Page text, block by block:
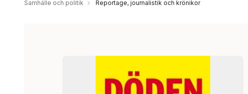
Samhälle och politik Reportage, journalistik och krönikor